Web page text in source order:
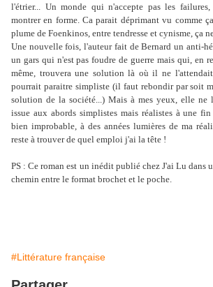
l'étrier... Un monde qui n'accepte pas les
montrer en forme. Ca parait déprimant vu comme
plume de Foenkinos, entre tendresse et cynisme, ça
Une nouvelle fois, l'auteur fait de Bernard un anti-
un gars qui n'est pas foudre de guerre mais qui, en
même, trouvera une solution là où il ne
pourrait paraitre simpliste (il faut rebondir par soit
solution de la société...) Mais à mes yeux, elle ne
issue aux abords simplistes mais réalistes à une
bien improbable, à des années lumières de ma
reste à trouver de quel emploi j'ai la tête !
PS : Ce roman est un inédit publié chez J'ai Lu dans
chemin entre le format brochet et le poche.
#Littérature française